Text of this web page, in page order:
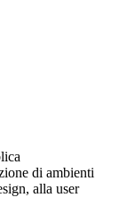
di ambienti
alla user